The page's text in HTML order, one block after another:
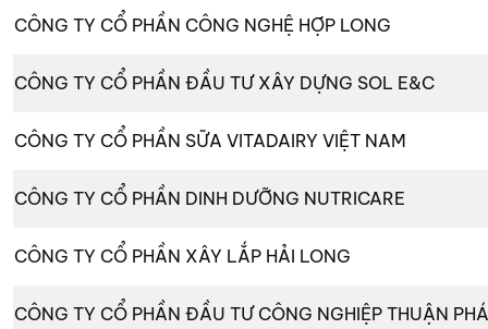
CÔNG TY CỔ PHẦN CÔNG NGHỆ HỢP LONG
CÔNG TY CỔ PHẦN ĐẦU TƯ XÂY DỰNG SOL E&C
CÔNG TY CỔ PHẦN SỮA VITADAIRY VIỆT NAM
CÔNG TY CỔ PHẦN DINH DƯỠNG NUTRICARE
CÔNG TY CỔ PHẦN XÂY LẮP HẢI LONG
CÔNG TY CỔ PHẦN ĐẦU TƯ CÔNG NGHIỆP THUẬN